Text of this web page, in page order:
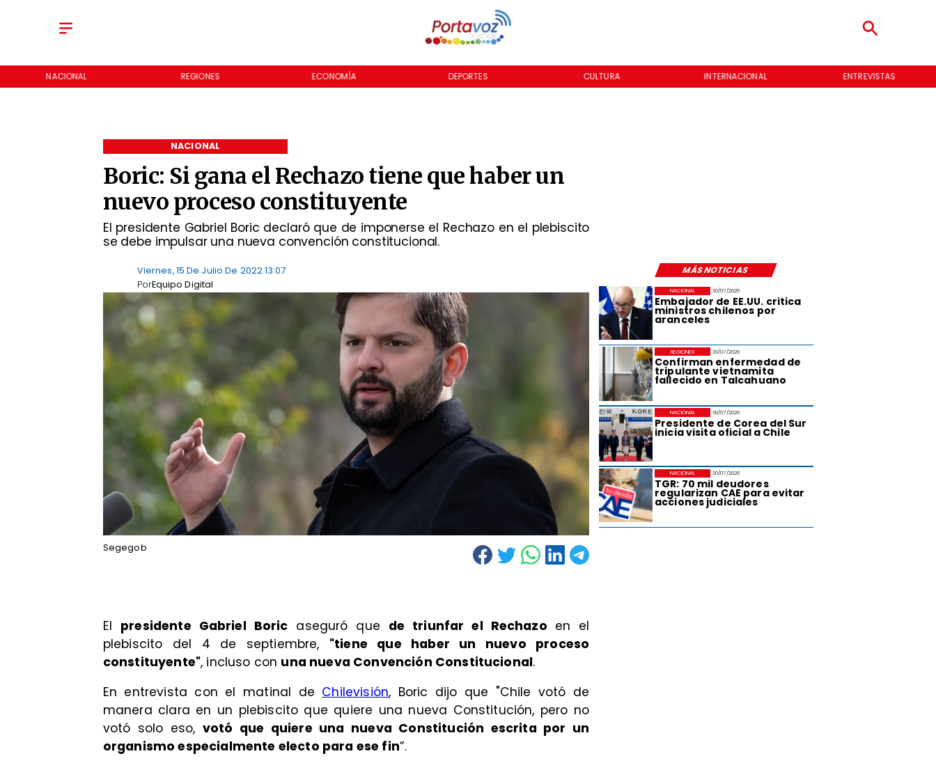
NACIONAL REGIONES ECONOMÍA DEPORTES CULTURA INTERNACIONAL ENTREVISTAS
Boric: Si gana el Rechazo tiene que haber un
nuevo proceso constituyente
El presidente Gabriel Boric declaró que de imponerse el Rechazo en el plebiscito
se debe impulsar una nueva convención constitucional.
NACIONAL
MÁS NOTICIAS
Viernes, 15 De Julio De 2022 13:07
Equipo Digital
Por
Segegob
30/07/2026
Embajador de EE.UU. critica
ministros chilenos por
aranceles
NACIONAL
30/07/2026
Confirman enfermedad de
tripulante vietnamita
fallecido en Talcahuano
REGIONES
30/07/2026
Presidente de Corea del Sur
inicia visita oficial a Chile
NACIONAL
30/07/2026
TGR: 70 mil deudores
regularizan CAE para evitar
acciones judiciales
NACIONAL
El presidente Gabriel Boric aseguró que de triunfar el Rechazo en el
plebiscito del 4 de septiembre, "tiene que haber un nuevo proceso
constituyente", incluso con una nueva Convención Constitucional.
En entrevista con el matinal de Chilevisión, Boric dijo que "Chile votó de
manera clara en un plebiscito que quiere una nueva Constitución, pero no
votó solo eso, votó que quiere una nueva Constitución escrita por un
organismo especialmente electo para ese fin”.